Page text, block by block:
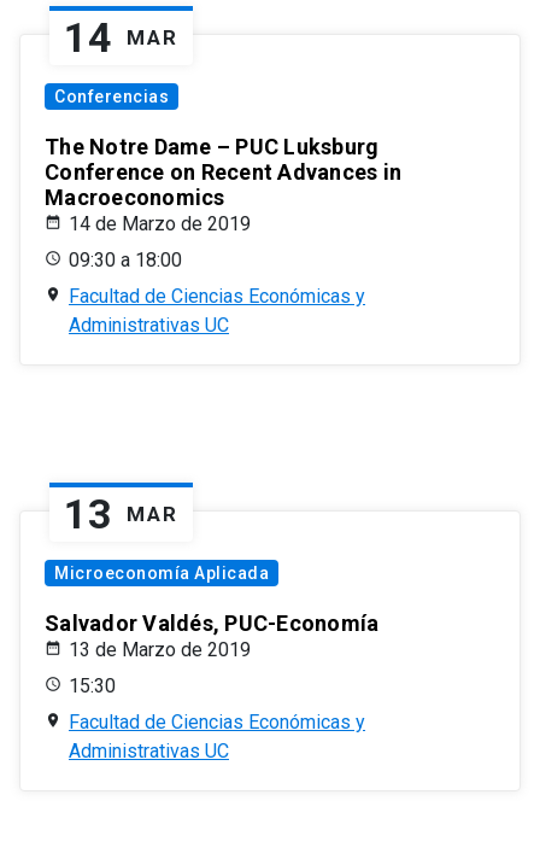
14 MAR
Conferencias
The Notre Dame – PUC Luksburg
Conference on Recent Advances in
Macroeconomics
14 de Marzo de 2019
09:30 a 18:00
Facultad de Ciencias Económicas y
Administrativas UC
13 MAR
Microeconomía Aplicada
Salvador Valdés, PUC-Economía
13 de Marzo de 2019
15:30
Facultad de Ciencias Económicas y
Administrativas UC